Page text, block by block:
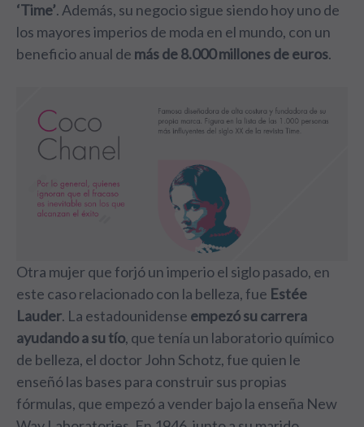
‘Time’. Además, su negocio sigue siendo hoy uno de
los mayores imperios de moda en el mundo, con un
beneficio anual de más de 8.000 millones de euros.
Otra mujer que forjó un imperio el siglo pasado, en
este caso relacionado con la belleza, fue Estée
Lauder. La estadounidense empezó su carrera
ayudando a su tío, que tenía un laboratorio químico
de belleza, el doctor John Schotz, fue quien le
enseñó las bases para construir sus propias
fórmulas, que empezó a vender bajo la enseña New